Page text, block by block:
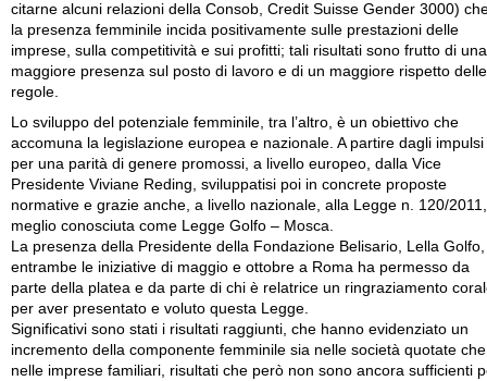
citarne alcuni relazioni della Consob, Credit Suisse Gender 3000)
la presenza femminile incida positivamente sulle prestazioni delle
imprese, sulla competitività e sui profitti; tali risultati sono frutto di una
maggiore presenza sul posto di lavoro e di un maggiore rispetto delle
regole.
Lo sviluppo del potenziale femminile, tra l’altro, è un obiettivo che
accomuna la legislazione europea e nazionale. A partire dagli impulsi
per una parità di genere promossi, a livello europeo, dalla Vice
Presidente Viviane Reding, sviluppatisi poi in concrete proposte
normative e grazie anche, a livello nazionale, alla Legge n. 120/2011,
meglio conosciuta come Legge Golfo – Mosca.
La presenza della Presidente della Fondazione Belisario, Lella
entrambe le iniziative di maggio e ottobre a Roma ha permesso da
parte della platea e da parte di chi è relatrice un ringraziamento
per aver presentato e voluto questa Legge.
Significativi sono stati i risultati raggiunti, che hanno evidenziato un
incremento della componente femminile sia nelle società quotate che
nelle imprese familiari, risultati che però non sono ancora sufficienti